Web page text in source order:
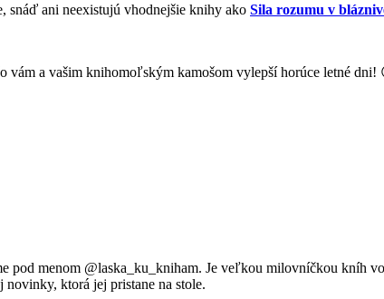
ani neexistujú vhodnejšie knihy ako Sila rozumu v
vám a vašim knihomoľským kamošom vylepší horúce letné dni!
pod menom @laska_ku_kniham. Je veľkou milovníčkou kníh
novinky, ktorá jej pristane na stole.